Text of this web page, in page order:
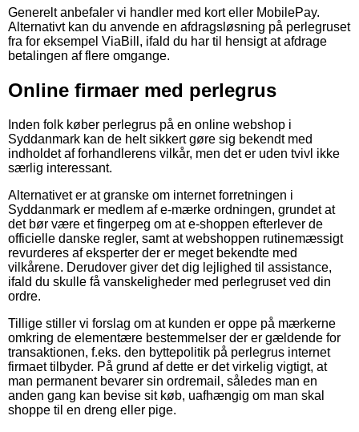
Generelt anbefaler vi handler med kort eller MobilePay.
Alternativt kan du anvende en afdragsløsning på perlegruset
fra for eksempel ViaBill, ifald du har til hensigt at afdrage
betalingen af flere omgange.
Online firmaer med perlegrus
Inden folk køber perlegrus på en online webshop i
Syddanmark kan de helt sikkert gøre sig bekendt med
indholdet af forhandlerens vilkår, men det er uden tvivl ikke
særlig interessant.
Alternativet er at granske om internet forretningen i
Syddanmark er medlem af e-mærke ordningen, grundet at
det bør være et fingerpeg om at e-shoppen efterlever de
officielle danske regler, samt at webshoppen rutinemæssigt
revurderes af eksperter der er meget bekendte med
vilkårene. Derudover giver det dig lejlighed til assistance,
ifald du skulle få vanskeligheder med perlegruset ved din
ordre.
Tillige stiller vi forslag om at kunden er oppe på mærkerne
omkring de elementære bestemmelser der er gældende for
transaktionen, f.eks. den byttepolitik på perlegrus internet
firmaet tilbyder. På grund af dette er det virkelig vigtigt, at
man permanent bevarer sin ordremail, således man en
anden gang kan bevise sit køb, uafhængig om man skal
shoppe til en dreng eller pige.